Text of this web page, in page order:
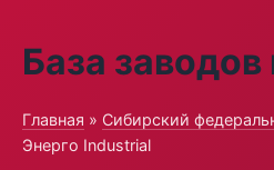
База
Главная » Сибирский
Энерго Industrial